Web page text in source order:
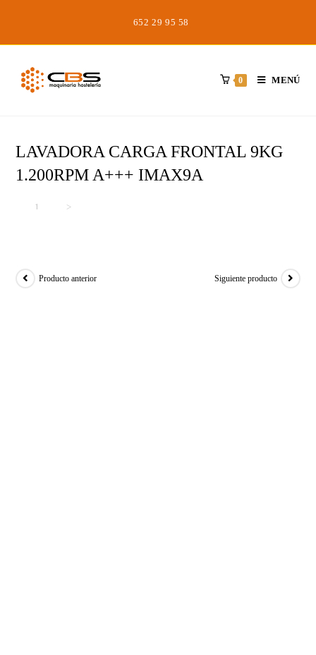
contenido
652 29 95 58
0 MENÚ
LAVADORA CARGA FRONTAL 9KG
1.200RPM A+++ IMAX9A
>
Producto anterior Siguiente producto